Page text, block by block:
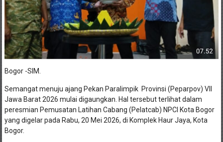
Bogor -SIM.
Semangat menuju ajang Pekan Paralimpik Provinsi (Peparpov) VII
Jawa Barat 2026 mulai digaungkan. Hal tersebut terlihat dalam
peresmian Pemusatan Latihan Cabang (Pelatcab) NPCI Kota Bogor
yang digelar pada Rabu, 20 Mei 2026, di Komplek Haur Jaya, Kota
Bogor.